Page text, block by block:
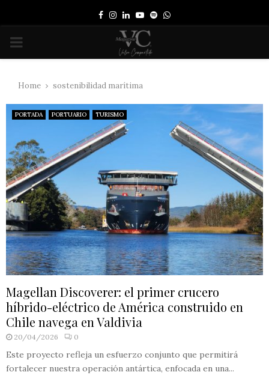
Facebook
Instagram
LinkedinYoutube
SpotifyWhatsapp
PRIMARY
Home sostenibilidad marítima
PORTADA PORTUARIO TURISMO
Magellan Discoverer: el primer crucero
híbrido-eléctrico de América construido en
Chile navega en Valdivia
20/04/2026 0
Este proyecto refleja un esfuerzo conjunto que permitirá
fortalecer nuestra operación antártica, enfocada en una...